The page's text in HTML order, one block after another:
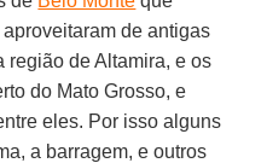
de antigas
região de Altamira, e os
do Mato Grosso, e
eles. Por isso alguns
a barragem, e outros